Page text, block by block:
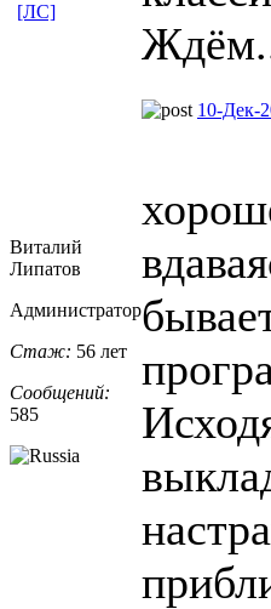
[ЛС]
Виталий
Липатов
Администратор
Стаж: 56 лет
Сообщений:
585
10-Дек-